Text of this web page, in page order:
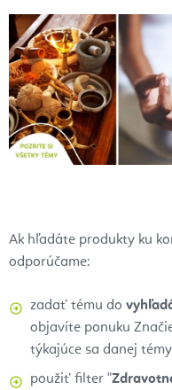
Ak hľadáte produkty ku
odporúčame:
zadať tému do
objavíte ponuku
týkajúce sa danej témy
použiť filter "